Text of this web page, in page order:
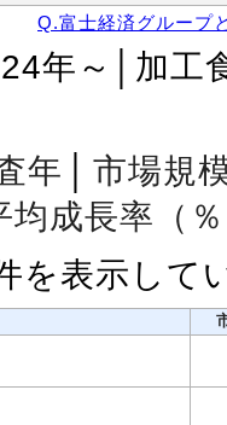
Q.富士経済グループ
年～│加工
年
市場規
均成長率（
を表示して